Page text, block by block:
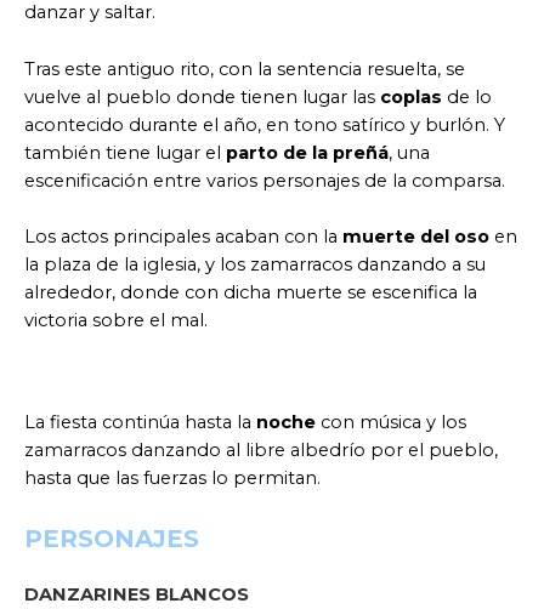
danzar y saltar.
Tras este antiguo rito, con la sentencia resuelta, se
vuelve al pueblo donde tienen lugar las coplas de lo
acontecido durante el año, en tono satírico y burlón. Y
también tiene lugar el parto de la preñá, una
escenificación entre varios personajes de la comparsa.
Los actos principales acaban con la muerte del oso en
la plaza de la iglesia, y los zamarracos danzando a su
alrededor, donde con dicha muerte se escenifica la
victoria sobre el mal.
La fiesta continúa hasta la noche con música y los
zamarracos danzando al libre albedrío por el pueblo,
hasta que las fuerzas lo permitan.
PERSONAJES
DANZARINES BLANCOS